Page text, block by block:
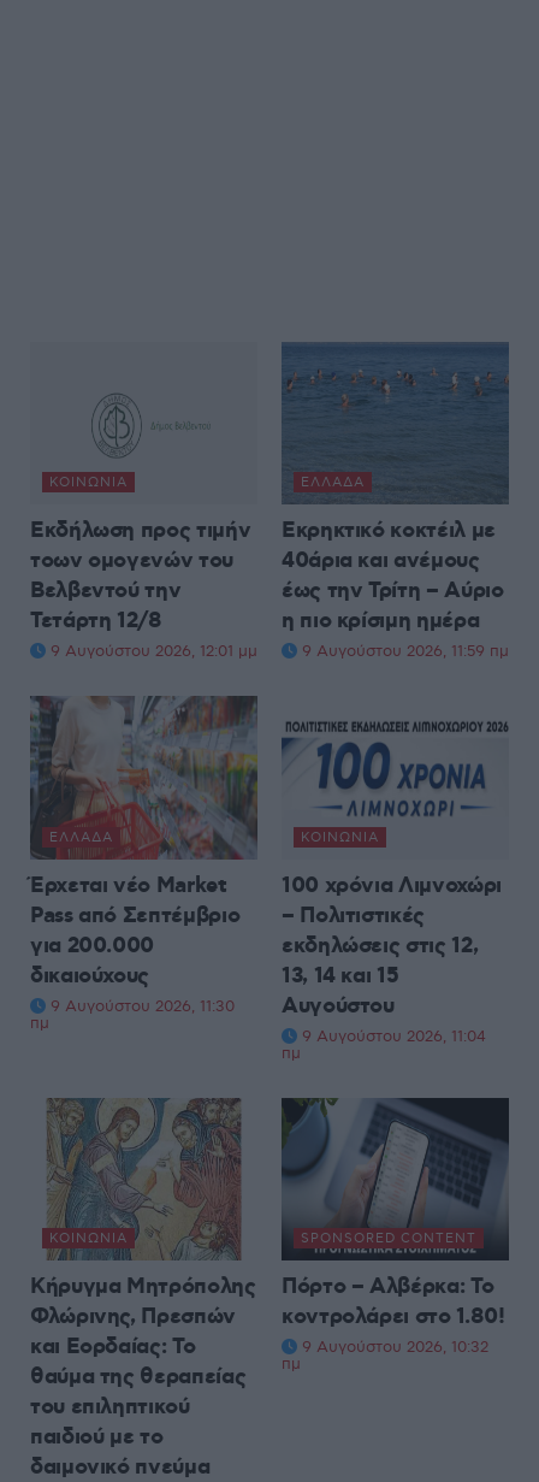
ΚΟΙΝΩΝΊΑ
Εκδήλωση προς τιμήν
τοων ομογενών του
Βελβεντού την
Τετάρτη 12/8
9 Αυγούστου 2026, 12:01 μμ
ΕΛΛΆΔΑ
Εκρηκτικό κοκτέιλ με
40άρια και ανέμους
έως την Τρίτη – Αύριο
η πιο κρίσιμη ημέρα
9 Αυγούστου 2026, 11:59 πμ
ΕΛΛΆΔΑ
Έρχεται νέο Market
Pass από Σεπτέμβριο
για 200.000
δικαιούχους
9 Αυγούστου 2026, 11:30
πμ
ΚΟΙΝΩΝΊΑ
100 χρόνια Λιμνοχώρι
– Πολιτιστικές
εκδηλώσεις στις 12,
13, 14 και 15
Αυγούστου
9 Αυγούστου 2026, 11:04
πμ
ΚΟΙΝΩΝΊΑ
Κήρυγμα Μητρόπολης
Φλώρινης, Πρεσπών
και Εορδαίας: Το
θαύμα της θεραπείας
του επιληπτικού
παιδιού με το
δαιμονικό πνεύμα
SPONSORED CONTENT
Πόρτο – Αλβέρκα: Το
κοντρολάρει στο 1.80!
9 Αυγούστου 2026, 10:32
πμ